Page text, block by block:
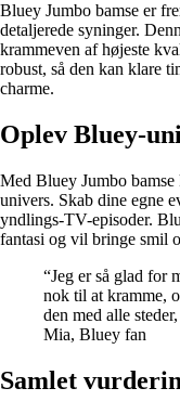
Bluey Jumbo bamse er
detaljerede syninger.
krammeven af højeste
robust, så den kan klare
charme.
Oplev Bluey-
Med Bluey Jumbo
univers. Skab dine egne
yndlings-TV-episoder.
fantasi og vil bringe smil
“Jeg er så glad for
nok til at kramme,
den med alle
Mia, Bluey fan
Samlet